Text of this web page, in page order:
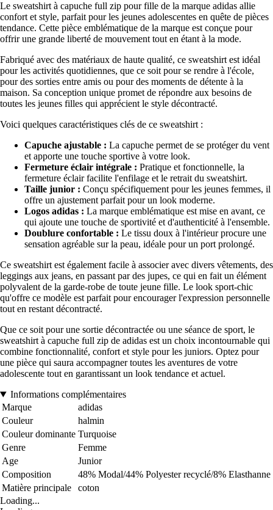
Le sweatshirt à capuche full zip pour fille de la marque adidas allie
confort et style, parfait pour les jeunes adolescentes en quête de pièces
tendance. Cette pièce emblématique de la marque est conçue pour
offrir une grande liberté de mouvement tout en étant à la mode.
Fabriqué avec des matériaux de haute qualité, ce sweatshirt est idéal
pour les activités quotidiennes, que ce soit pour se rendre à l'école,
pour des sorties entre amis ou pour des moments de détente à la
maison. Sa conception unique promet de répondre aux besoins de
toutes les jeunes filles qui apprécient le style décontracté.
Voici quelques caractéristiques clés de ce sweatshirt :
Capuche ajustable : La capuche permet de se protéger du vent
et apporte une touche sportive à votre look.
Fermeture éclair intégrale : Pratique et fonctionnelle, la
fermeture éclair facilite l'enfilage et le retrait du sweatshirt.
Taille junior : Conçu spécifiquement pour les jeunes femmes, il
offre un ajustement parfait pour un look moderne.
Logos adidas : La marque emblématique est mise en avant, ce
qui ajoute une touche de sportivité et d'authenticité à l'ensemble.
Doublure confortable : Le tissu doux à l'intérieur procure une
sensation agréable sur la peau, idéale pour un port prolongé.
Ce sweatshirt est également facile à associer avec divers vêtements, des
leggings aux jeans, en passant par des jupes, ce qui en fait un élément
polyvalent de la garde-robe de toute jeune fille. Le look sport-chic
qu'offre ce modèle est parfait pour encourager l'expression personnelle
tout en restant décontracté.
Que ce soit pour une sortie décontractée ou une séance de sport, le
sweatshirt à capuche full zip de adidas est un choix incontournable qui
combine fonctionnalité, confort et style pour les juniors. Optez pour
une pièce qui saura accompagner toutes les aventures de votre
adolescente tout en garantissant un look tendance et actuel.
Informations complémentaires
Marque
adidas
Couleur
halmin
Couleur dominante Turquoise
Genre
Femme
Age
Junior
Composition
48% Modal/44% Polyester recyclé/8% Elasthanne
Matière principale
coton
Loading...